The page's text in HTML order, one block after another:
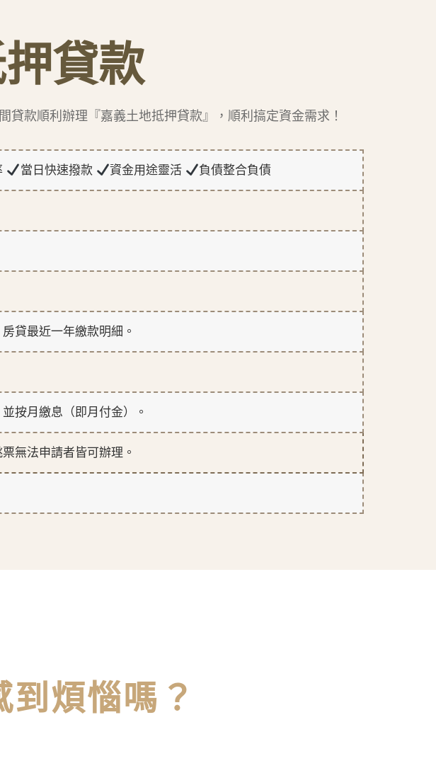
貸款
款順利辦理『嘉義土地抵押貸款』，順利搞定資金需求！
當日快速撥款 資金用途靈活 負債整合負債
貸最近一年繳款明細。
按月繳息（即月付金）。
無法申請者皆可辦理。
煩惱嗎？